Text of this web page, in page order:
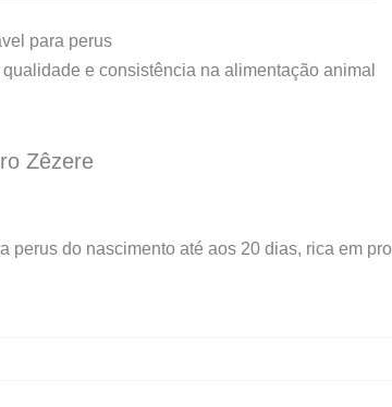
Zêzere
perus do nascimento até aos 20 dias, rica em